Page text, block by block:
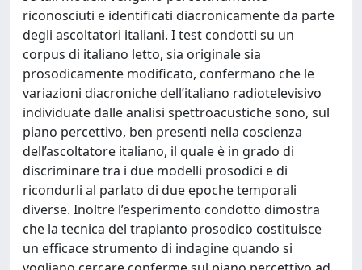
riconosciuti e identificati diacronicamente da parte
degli ascoltatori italiani. I test condotti su un
corpus di italiano letto, sia originale sia
prosodicamente modificato, confermano che le
variazioni diacroniche dell’italiano radiotelevisivo
individuate dalle analisi spettroacustiche sono, sul
piano percettivo, ben presenti nella coscienza
dell’ascoltatore italiano, il quale è in grado di
discriminare tra i due modelli prosodici e di
ricondurli al parlato di due epoche temporali
diverse. Inoltre l’esperimento condotto dimostra
che la tecnica del trapianto prosodico costituisce
un efficace strumento di indagine quando si